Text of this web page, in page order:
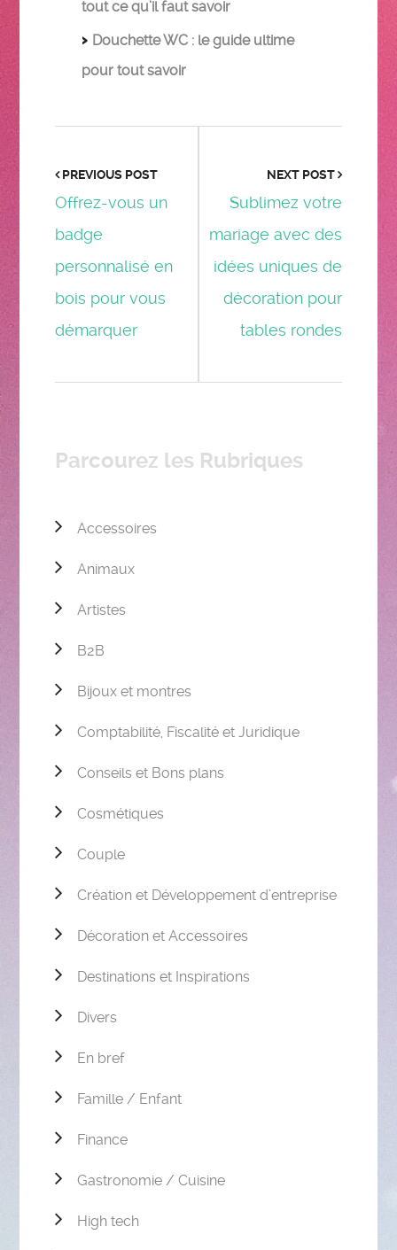
tout ce qu’il faut savoir
Douchette WC : le guide ultime
pour tout savoir
PREVIOUS POST
Offrez-vous un
badge
personnalisé en
bois pour vous
démarquer
NEXT POST
Sublimez votre
mariage avec des
idées uniques de
décoration pour
tables rondes
Parcourez les Rubriques
Accessoires
Animaux
Artistes
B2B
Bijoux et montres
Comptabilité, Fiscalité et Juridique
Conseils et Bons plans
Cosmétiques
Couple
Création et Développement d’entreprise
Décoration et Accessoires
Destinations et Inspirations
Divers
En bref
Famille / Enfant
Finance
Gastronomie / Cuisine
High tech